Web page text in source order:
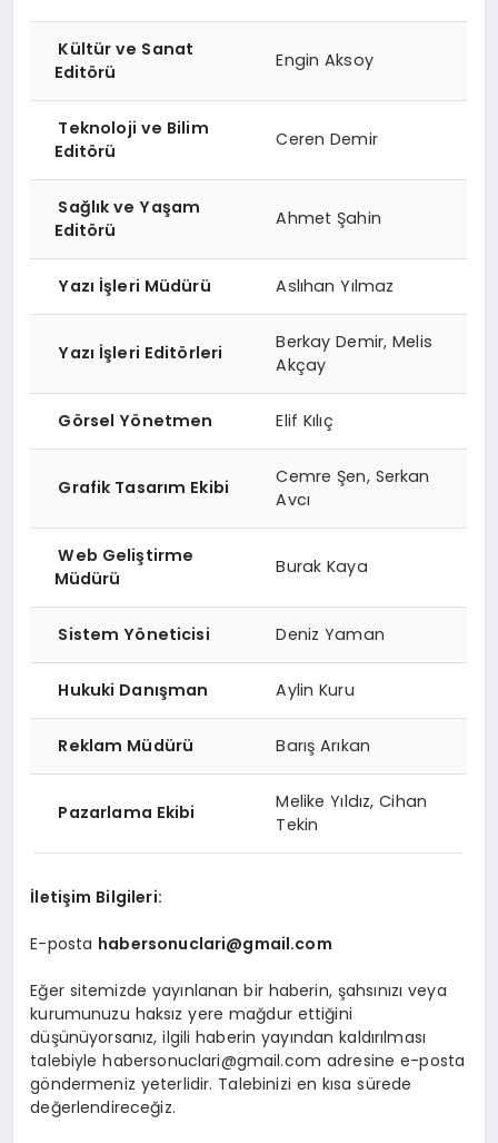
Kültür ve Sanat
Editörü
Engin Aksoy
Teknoloji ve Bilim
Editörü
Ceren Demir
Sağlık ve Yaşam
Editörü
Ahmet Şahin
Yazı İşleri Müdürü Aslıhan Yılmaz
Yazı İşleri Editörleri
Berkay Demir, Melis
Akçay
Görsel Yönetmen Elif Kılıç
Grafik Tasarım Ekibi
Cemre Şen, Serkan
Avcı
Web Geliştirme
Müdürü
Burak Kaya
Sistem Yöneticisi Deniz Yaman
Hukuki Danışman Aylin Kuru
Reklam Müdürü Barış Arıkan
Pazarlama Ekibi
Melike Yıldız, Cihan
Tekin
İletişim Bilgileri:
E-posta habersonuclari@gmail.com
Eğer sitemizde yayınlanan bir haberin, şahsınızı veya
kurumunuzu haksız yere mağdur ettiğini
düşünüyorsanız, ilgili haberin yayından kaldırılması
talebiylehabersonuclari@gmail.com adresine e-posta
göndermeniz yeterlidir. Talebinizi en kısa sürede
değerlendireceğiz.